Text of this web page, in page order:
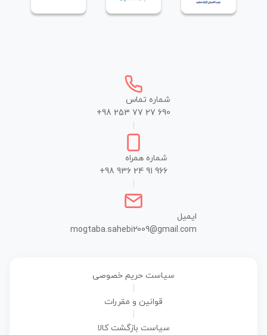
شماره تماس
+98 253 77 27 690
شماره همراه
+98 936 24 91 966
ایمیل
mogtaba.sahebi2009@gmail.com
سیاست حریم خصوصی
قوانین و مقررات
سیاست بازگشت کالا